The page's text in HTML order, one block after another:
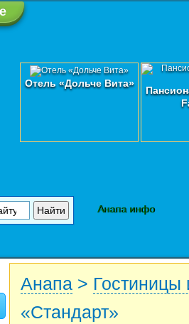
Отель «Дольче Вита»
Анапа инфо
Анапа > Гостиницы
«Стандарт»